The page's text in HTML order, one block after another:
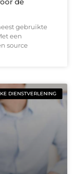
de
gebruikte
een
source
DIENSTVERLENING